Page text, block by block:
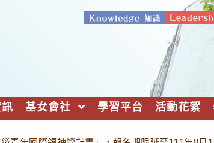
基女會社 學習平台 活動花絮